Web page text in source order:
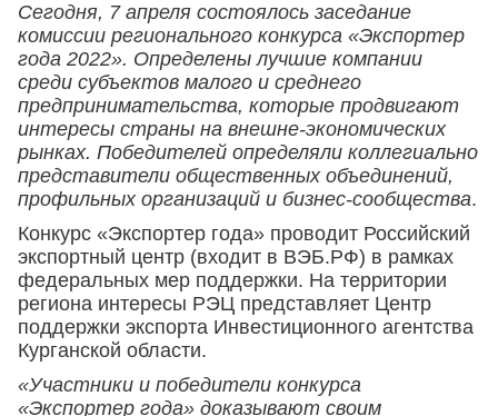
Сегодня, 7 апреля состоялось заседание
комиссии регионального конкурса «Экспортер
года 2022». Определены лучшие компании
среди субъектов малого и среднего
предпринимательства, которые продвигают
интересы страны на внешне-экономических
рынках. Победителей определяли коллегиально
представители общественных объединений,
профильных организаций и бизнес-сообщества.
Конкурс «Экспортер года» проводит Российский
экспортный центр (входит в ВЭБ.РФ) в рамках
федеральных мер поддержки. На территории
региона интересы РЭЦ представляет Центр
поддержки экспорта Инвестиционного агентства
Курганской области.
«Участники и победители конкурса
«Экспортер года» доказывают своим